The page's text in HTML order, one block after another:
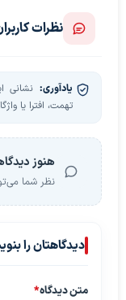
نظرات
یادآوری: نشانی
تهمت، افترا یا
هنوز
نظر شما
دیدگاهتان را
متن دیدگاه*